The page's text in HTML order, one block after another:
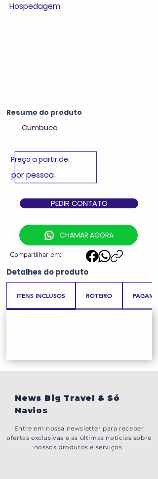
Hospedagem
Resumo do produto
Cumbuco
Preço a partir de:
por pessoa
PEDIR CONTATO
CHAMAR AGORA
Compartilhar em:
Detalhes do produto
ITENS INCLUSOS ROTEIRO
News Big Travel & Só
Navios
Entre em nossa newsletter para receber
ofertas exclusivas e as últimas notícias sobre
nossos produtos e serviços.